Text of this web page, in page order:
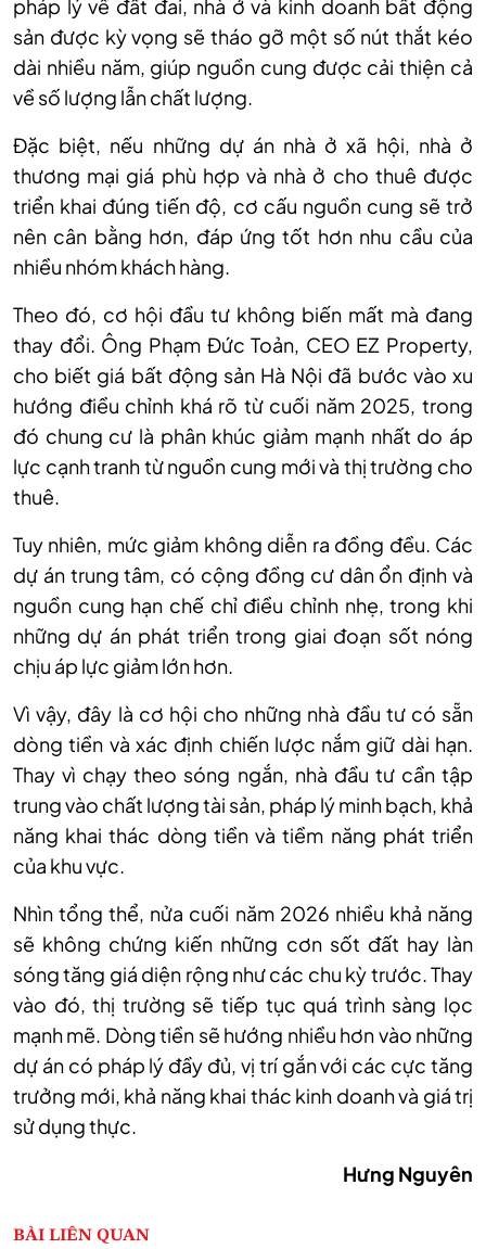
pháp lý về đất đai, nhà ở và kinh doanh bất động
sản được kỳ vọng sẽ tháo gỡ một số nút thắt kéo
dài nhiều năm, giúp nguồn cung được cải thiện cả
về số lượng lẫn chất lượng.
Đặc biệt, nếu những dự án nhà ở xã hội, nhà ở
thương mại giá phù hợp và nhà ở cho thuê được
triển khai đúng tiến độ, cơ cấu nguồn cung sẽ trở
nên cân bằng hơn, đáp ứng tốt hơn nhu cầu của
nhiều nhóm khách hàng.
Theo đó, cơ hội đầu tư không biến mất mà đang
thay đổi. Ông Phạm Đức Toản, CEO EZ Property,
cho biết giá bất động sản Hà Nội đã bước vào xu
hướng điều chỉnh khá rõ từ cuối năm 2025, trong
đó chung cư là phân khúc giảm mạnh nhất do áp
lực cạnh tranh từ nguồn cung mới và thị trường cho
thuê.
Tuy nhiên, mức giảm không diễn ra đồng đều. Các
dự án trung tâm, có cộng đồng cư dân ổn định và
nguồn cung hạn chế chỉ điều chỉnh nhẹ, trong khi
những dự án phát triển trong giai đoạn sốt nóng
chịu áp lực giảm lớn hơn.
Vì vậy, đây là cơ hội cho những nhà đầu tư có sẵn
dòng tiền và xác định chiến lược nắm giữ dài hạn.
Thay vì chạy theo sóng ngắn, nhà đầu tư cần tập
trung vào chất lượng tài sản, pháp lý minh bạch, khả
năng khai thác dòng tiền và tiềm năng phát triển
của khu vực.
Nhìn tổng thể, nửa cuối năm 2026 nhiều khả năng
sẽ không chứng kiến những cơn sốt đất hay làn
sóng tăng giá diện rộng như các chu kỳ trước. Thay
vào đó, thị trường sẽ tiếp tục quá trình sàng lọc
mạnh mẽ. Dòng tiền sẽ hướng nhiều hơn vào những
dự án có pháp lý đầy đủ, vị trí gắn với các cực tăng
trưởng mới, khả năng khai thác kinh doanh và giá trị
sử dụng thực.
Hưng Nguyên
BÀI LIÊN QUAN